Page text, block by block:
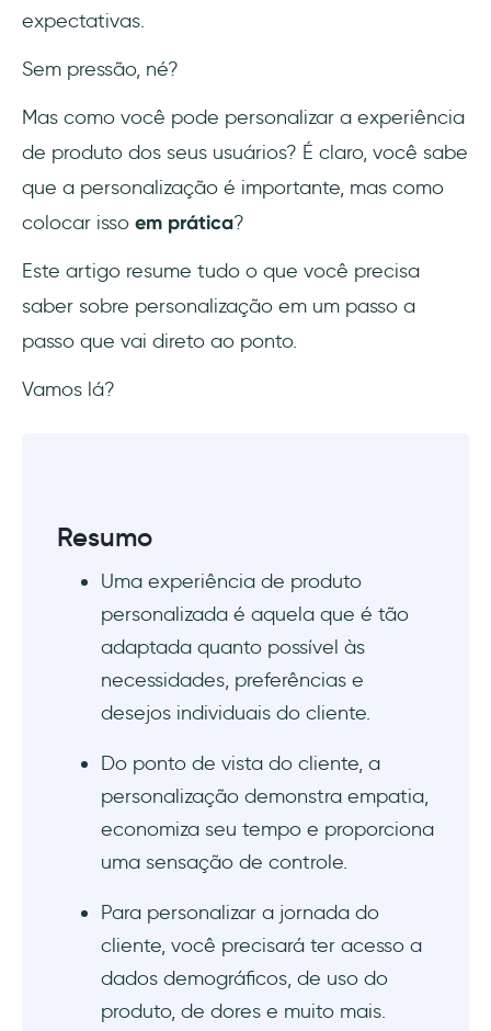
Evite a personalização excessiva
Lide com a privacidade dos dados
Esteja ciente das limitações técnicas
Bons exemplos de experiências
personalizadas com produtos
Flowla
produto personalizada?
Como posso criar uma experiência de
produto personalizada?
Quais são os benefícios de uma experiência
pessoal com o produto?
expectativas.
Sem pressão, né?
Mas como você pode personalizar a experiência
de produto dos seus usuários? É claro, você sabe
que a personalização é importante, mas como
colocar isso em prática?
Este artigo resume tudo o que você precisa
saber sobre personalização em um passo a
passo que vai direto ao ponto.
Vamos lá?
Resumo
Uma experiência de produto
personalizada é aquela que é tão
adaptada quanto possível às
necessidades, preferências e
desejos individuais do cliente.
Do ponto de vista do cliente, a
personalização demonstra empatia,
economiza seu tempo e proporciona
uma sensação de controle.
Para personalizar a jornada do
cliente, você precisará ter acesso a
dados demográficos, de uso do
produto, de dores e muito mais.